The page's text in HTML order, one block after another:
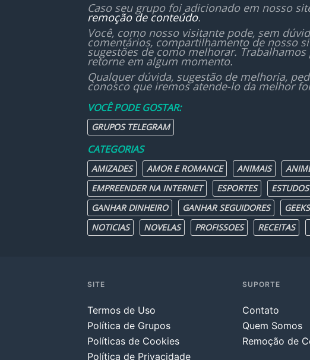
Caso seu grupo foi adicionado em nosso
remoção de conteúdo.
Você, como nosso visitante pode, sem
comentários, compartilhamento de nosso
sugestões de como melhorar.
retorne em algum momento.
Qualquer dúvida, sugestão de melhoria,
conosco que iremos atende-lo da melhor
VOCÊ PODE GOSTAR:
GRUPOS TELEGRAM
CATEGORIAS
AMIZADES AMOR E ROMANCE ANIMAIS
EMPREENDER NA INTERNET
ESPORTES ESTUDOS
GANHAR DINHEIRO
GANHAR SEGUIDORES GEEKS
NOTICIAS
NOVELAS PROFISSOES RECEITAS
SITE
Termos de Uso
Política de Grupos
Políticas de Cookies
Política de Privacidade
SUPORTE
Contato
Quem Somos
Remoção de